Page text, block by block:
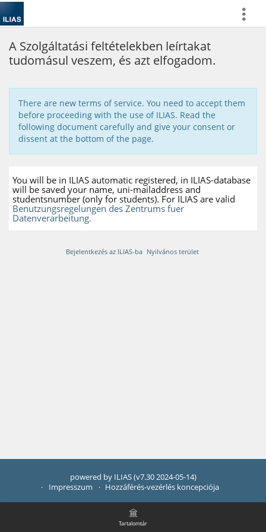
more
Tartalomtár
A Szolgáltatási feltételekben leírtakat
tudomásul veszem, és azt elfogadom.
There are new terms of service. You need to accept them
before proceeding with the use of ILIAS. Read the
following document carefully and give your consent or
dissent at the bottom of the page.
You will be in ILIAS automatic registered, in ILIAS-database
will be saved your name, uni-mailaddress and
studentsnumber (only for students). For ILIAS are valid
Benutzungsregelungen des Zentrums fuer
Datenverarbeitung.
Bejelentkezés az ILIAS-ba Nyilvános terület
powered by ILIAS (v7.30 2024-05-14)
Impresszum
Hozzáférés-vezérlés koncepciója